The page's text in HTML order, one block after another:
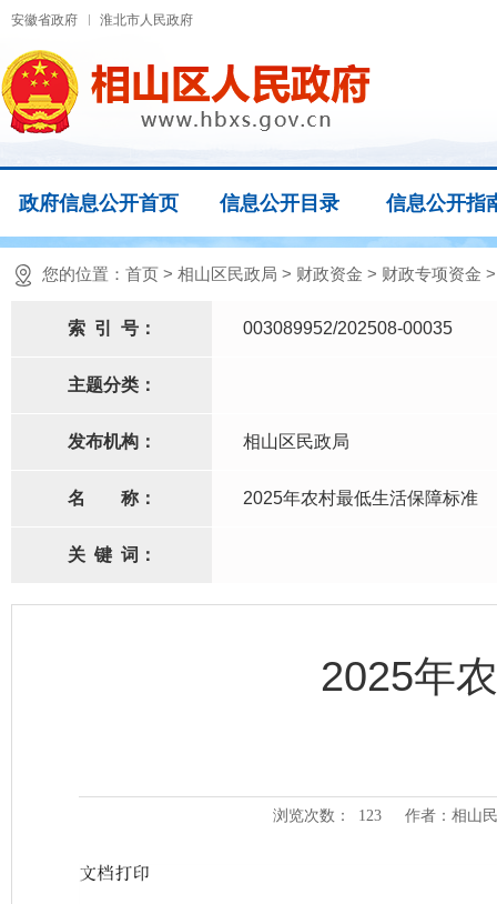
安徽省政府 淮北市人民政府
政府信息公开首页 信息公开目录 信息公开指
您的位置： 首页 > 相山区民政局 > 财政资金 > 财政专项资金
索 引 号： 003089952/202508-00035
主题分类：
发布机构： 相山区民政局
名 称： 2025年农村最低生活保障标准
关 键 词：
2025年
浏览次数： 123 作者：相山